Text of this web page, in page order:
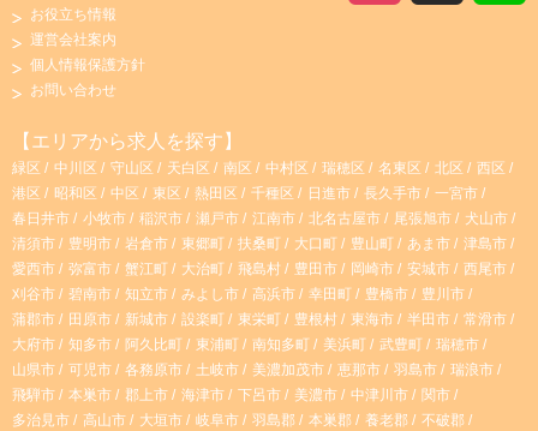
#駅チカ・駅ナカ #夕方からの仕事
#社員登用あり
#完全週休2日制 #寮 #ブランクOK #昼からの仕事
#産休・育休実績あり #託児所あり #子育て両立応援
#昇給あり #社宅 #経験者優遇 #交通費支給
#学歴・年齢不問 #残業なし #週4日以上
#服装・髪型自由 #シニア歓迎 #週2、3日～OK
#無資格OK #土日祝休み #副業・WワークOK
a
g
r
a
m
o
k
お役立ち情報
運営会社案内
個人情報保護方針
お問い合わせ
【エリアから求人を探す】
緑区 中川区 守山区 天白区 南区 中村区 瑞穂区 名東区 北区
西区
港区
昭和区 中区 東区 熱田区 千種区 日進市 長久手市
一宮市
春日井市
小牧市 稲沢市 瀬戸市 江南市 北名古屋市 尾張旭市
犬山市
清須市
豊明市 岩倉市 東郷町 扶桑町 大口町 豊山町 あま市
津島市
愛西市
弥富市 蟹江町 大治町 飛島村 豊田市 岡崎市 安城市
西尾市
刈谷市
碧南市 知立市 みよし市 高浜市 幸田町 豊橋市
豊川市
蒲郡市
田原市 新城市 設楽町 東栄町 豊根村 東海市 半田市
常滑市
大府市
知多市 阿久比町 東浦町 南知多町 美浜町 武豊町
瑞穂市
山県市
可児市 各務原市 土岐市 美濃加茂市 恵那市 羽島市
瑞浪市
飛騨市
本巣市 郡上市 海津市 下呂市 美濃市 中津川市
関市
多治見市
高山市 大垣市 岐阜市 羽島郡 本巣郡 養老郡
不破郡